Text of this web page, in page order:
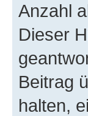
Anzahl
Dieser
Beitrag
halten,